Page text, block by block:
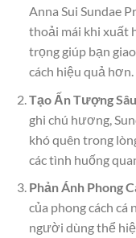
Anna Sui Sundae
thoải mái khi xuất
trọng giúp bạn
cách hiệu quả hơn.
Tạo Ấn Tượng
ghi chú hương,
khó quên trong
các tình huống
Phản Ánh Phong
của phong cách cá
người dùng thể